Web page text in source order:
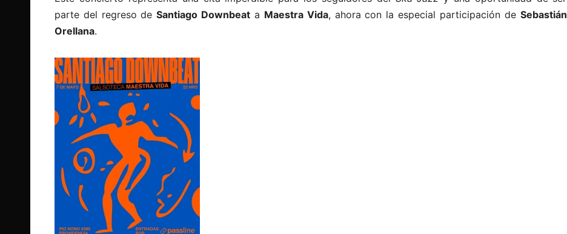
parte del regreso deSantiago Downbeat a Maestra Vida, ahora con la especial participación de Sebastián
Orellana.